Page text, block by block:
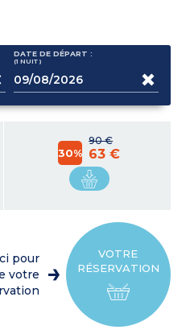
DATE DE DÉPART :
(1 NUIT )
90 €
30% 63 €
VOTRE
RÉSERVATION
pour
votre